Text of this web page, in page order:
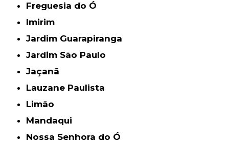
Freguesia do Ó
Imirim
Jardim Guarapiranga
Jardim São Paulo
Jaçanã
Lauzane Paulista
Limão
Mandaqui
Nossa Senhora do Ó